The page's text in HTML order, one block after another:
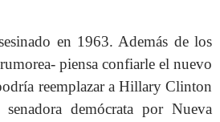
en 1963. Además de los
piensa confiarle el nuevo
reemplazar a Hillary Clinton
demócrata por Nueva